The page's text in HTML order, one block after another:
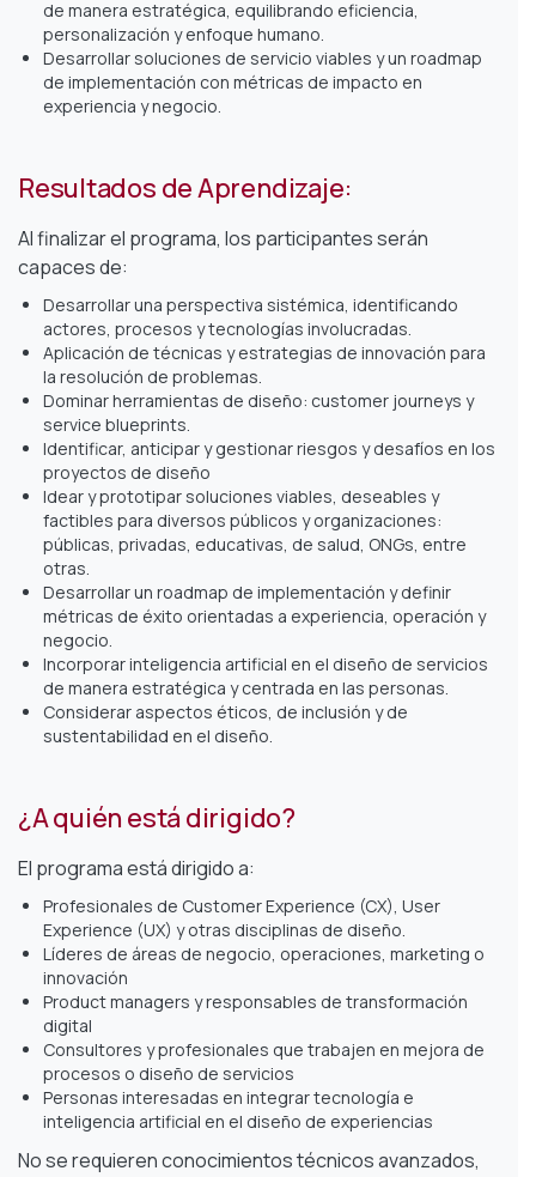
de manera estratégica, equilibrando eficiencia,
personalización y enfoque humano.
Desarrollar soluciones de servicio viables y un roadmap
de implementación con métricas de impacto en
experiencia y negocio.
Resultados de Aprendizaje:
Al finalizar el programa, los participantes serán
capaces de:
Desarrollar una perspectiva sistémica, identificando
actores, procesos y tecnologías involucradas.
Aplicación de técnicas y estrategias de innovación para
la resolución de problemas.
Dominar herramientas de diseño: customer journeys y
service blueprints.
Identificar, anticipar y gestionar riesgos y desafíos en los
proyectos de diseño
Idear y prototipar soluciones viables, deseables y
factibles para diversos públicos y organizaciones:
públicas, privadas, educativas, de salud, ONGs, entre
otras.
Desarrollar un roadmap de implementación y definir
métricas de éxito orientadas a experiencia, operación y
negocio.
Incorporar inteligencia artificial en el diseño de servicios
de manera estratégica y centrada en las personas.
Considerar aspectos éticos, de inclusión y de
sustentabilidad en el diseño.
¿A quién está dirigido?
El programa está dirigido a:
Profesionales de Customer Experience (CX), User
Experience (UX) y otras disciplinas de diseño.
Líderes de áreas de negocio, operaciones, marketing o
innovación
Product managers y responsables de transformación
digital
Consultores y profesionales que trabajen en mejora de
procesos o diseño de servicios
Personas interesadas en integrar tecnología e
inteligencia artificial en el diseño de experiencias
No se requieren conocimientos técnicos avanzados,